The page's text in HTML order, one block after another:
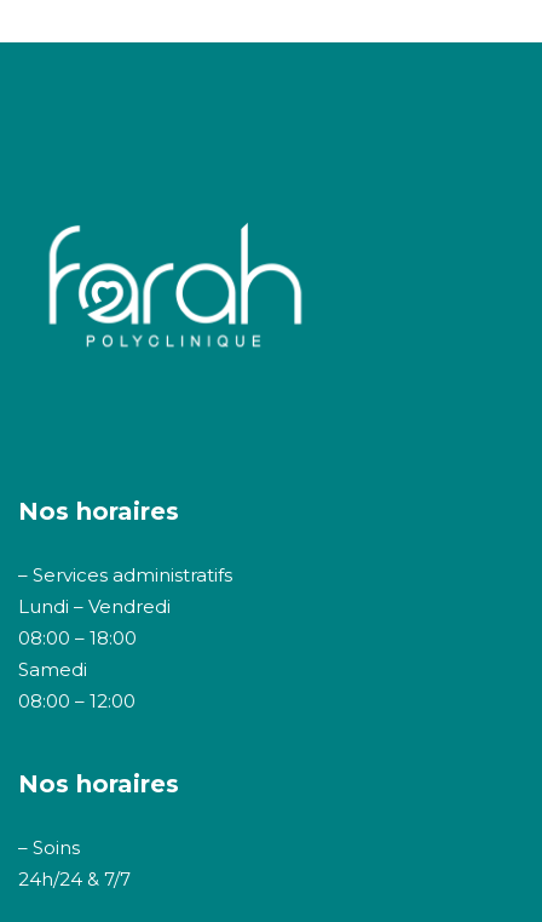
Nos horaires
– Services administratifs
Lundi – Vendredi
08:00 – 18:00
Samedi
08:00 – 12:00
Nos horaires
– Soins
24h/24 & 7/7